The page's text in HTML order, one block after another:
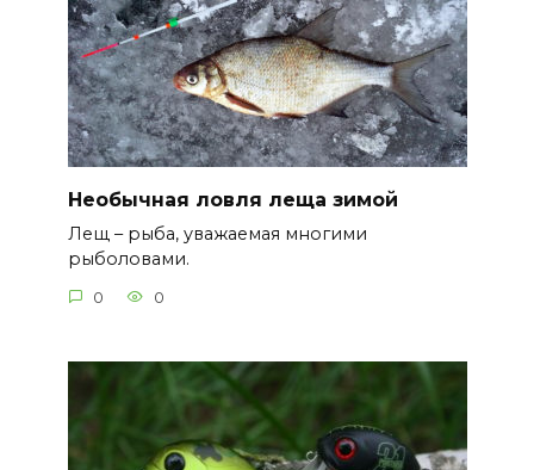
Необычная ловля леща зимой
Лещ – рыба, уважаемая многими
рыболовами.
0 0